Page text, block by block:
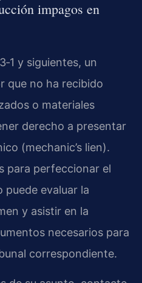
impagos en
y siguientes, un
que no ha recibido
o materiales
derecho a presentar
(mechanic’s lien).
para perfeccionar el
puede evaluar la
y asistir en la
necesarios para
correspondiente.